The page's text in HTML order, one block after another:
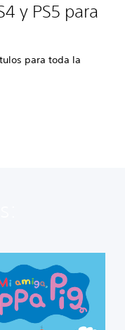
y PS5 para
para toda la